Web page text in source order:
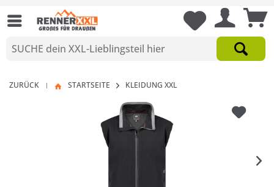
ZURÜCK | STARTSEITE KLEIDUNG XXL